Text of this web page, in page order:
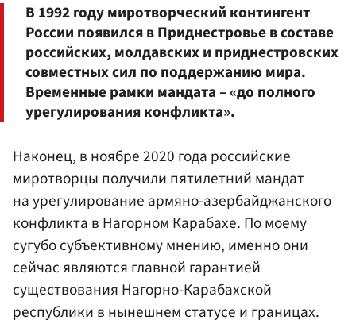
В 1992 году миротворческий контингент
России появился в Приднестровье в составе
российских, молдавских и приднестровских
совместных сил по поддержанию мира.
Временные рамки мандата – «до полного
урегулирования конфликта».
Наконец, в ноябре 2020 года российские
миротворцы получили пятилетний мандат
на урегулирование армяно-азербайджанского
конфликта в Нагорном Карабахе. По моему
сугубо субъективному мнению, именно они
сейчас являются главной гарантией
существования Нагорно-Карабахской
республики в нынешнем статусе и границах.